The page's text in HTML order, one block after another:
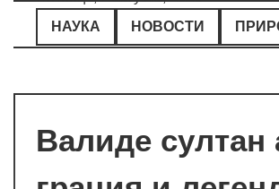
Перейти
содержимому
НАУКА
НОВОСТИ
Валиде султан